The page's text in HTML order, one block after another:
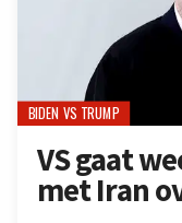
BIDEN VS TRUMP
VS gaat
met Iran